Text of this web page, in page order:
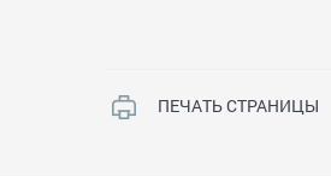
ПЕЧАТЬ СТРАНИЦЫ